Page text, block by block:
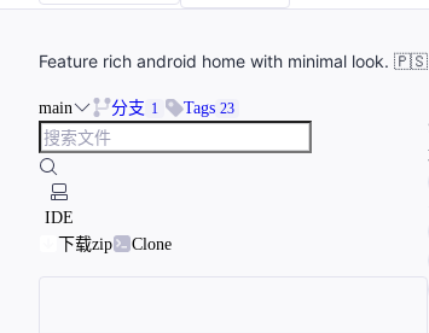
Feature rich android home with minimal look. 🇵🇸
main 分支 1 Tags 23
IDE
下载zip
Clone